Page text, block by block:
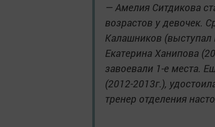
— Амелия Ситдикова
возрастов у девочек.
Калашников (выступал
Екатерина Ханипова
завоевали 1-е места.
(2012-2013г.),
тренер отделения